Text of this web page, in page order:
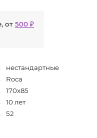
от 500 ₽
нестандартные
Roca
170х85
10 лет
52